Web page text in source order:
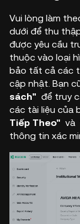
Vui lòng làm
dưới để thu
được yêu cầu
thuộc vào loại
bảo tất cả các
cập nhật. Bạn
sách" để truy
các tài liệu của
Tiếp Theo" và
thông tin xác